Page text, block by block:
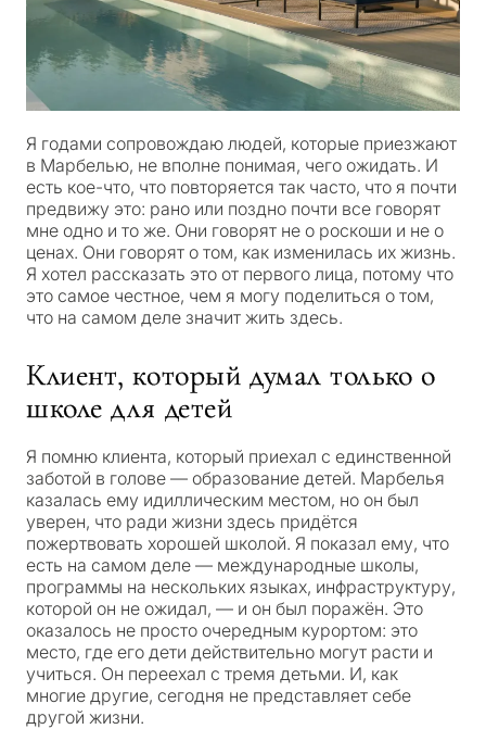
Я годами сопровождаю людей, которые приезжают
в Марбелью, не вполне понимая, чего ожидать. И
есть кое-что, что повторяется так часто, что я почти
предвижу это: рано или поздно почти все говорят
мне одно и то же. Они говорят не о роскоши и не о
ценах. Они говорят о том, как изменилась их жизнь.
Я хотел рассказать это от первого лица, потому что
это самое честное, чем я могу поделиться о том,
что на самом деле значит жить здесь.
Клиент, который думал только о
школе для детей
Я помню клиента, который приехал с единственной
заботой в голове — образование детей. Марбелья
казалась ему идиллическим местом, но он был
уверен, что ради жизни здесь придётся
пожертвовать хорошей школой. Я показал ему, что
есть на самом деле — международные школы,
программы на нескольких языках, инфраструктуру,
которой он не ожидал, — и он был поражён. Это
оказалось не просто очередным курортом: это
место, где его дети действительно могут расти и
учиться. Он переехал с тремя детьми. И, как
многие другие, сегодня не представляет себе
другой жизни.